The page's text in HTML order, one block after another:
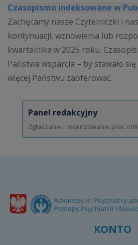
Czasopismo indeksowane w
Zachęcamy nasze Czytelniczki i
kontynuacji, wznowienia lub
kwartalnika w 2025 roku.
Państwa wsparcia – by stawało
więcej Państwu zaoferować.
Panel redakcyjny
Zgłaszanie i recenzowanie prac
KONTO